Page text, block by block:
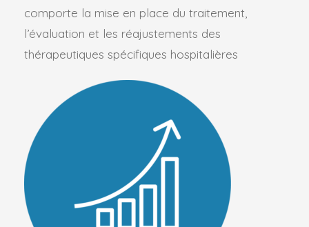
comporte la mise en place du traitement,
l’évaluation et les réajustements des
thérapeutiques spécifiques hospitalières